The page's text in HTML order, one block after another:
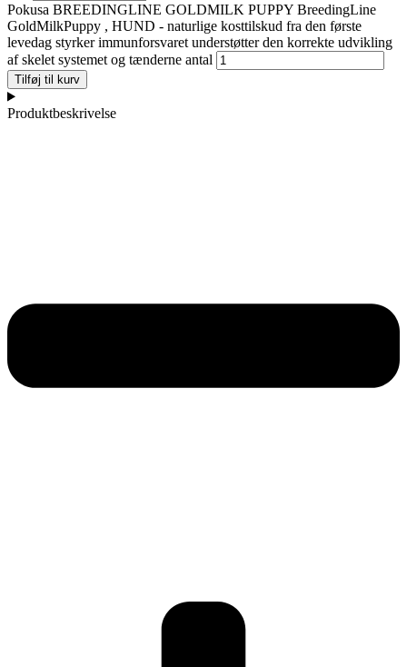
Pokusa BREEDINGLINE GOLDMILK PUPPY BreedingLine
GoldMilkPuppy , HUND - naturlige kosttilskud fra den første
levedag styrker immunforsvaret understøtter den korrekte udvikling
af skelet systemet og tænderne antal
Tilføj til kurv
Produktbeskrivelse